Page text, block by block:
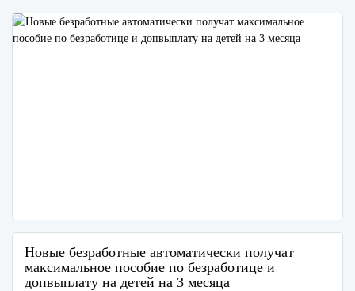
Новые безработные автоматически получат
максимальное пособие по безработице и
допвыплату на детей на 3 месяца